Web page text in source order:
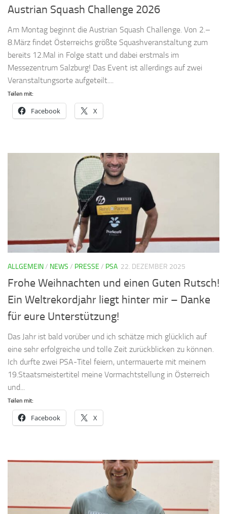
Austrian Squash Challenge 2026
Am Montag beginnt die Austrian Squash Challenge. Von 2.–
8.März findet Österreichs größte Squashveranstaltung zum
bereits 12.Mal in Folge statt und dabei erstmals im
Messezentrum Salzburg! Das Event ist allerdings auf zwei
Veranstaltungsorte aufgeteilt....
Teilen mit:
Facebook X
ALLGEMEIN/ NEWS / PRESSE / PSA 22. DEZEMBER 2025
Frohe Weihnachten und einen Guten Rutsch!
Ein Weltrekordjahr liegt hinter mir – Danke
für eure Unterstützung!
Das Jahr ist bald vorüber und ich schätze mich glücklich auf
eine sehr erfolgreiche und tolle Zeit zurückblicken zu können.
Ich durfte zwei PSA-Titel feiern, untermauerte mit meinem
19.Staatsmeistertitel meine Vormachtstellung in Österreich
und...
Teilen mit:
Facebook X